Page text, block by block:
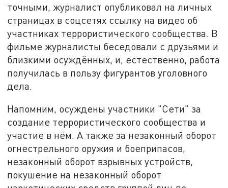
точными, журналист опубликовал на личных
страницах в соцсетях ссылку на видео об
участниках террористического сообщества. В
фильме журналисты беседовали с друзьями и
близкими осуждённых, и, естественно, работа
получилась в пользу фигурантов уголовного
дела.
Напомним, осуждены участники "Сети" за
создание террористического сообщества и
участие в нём. А также за незаконный оборот
огнестрельного оружия и боеприпасов,
незаконный оборот взрывных устройств,
покушение на незаконный оборот